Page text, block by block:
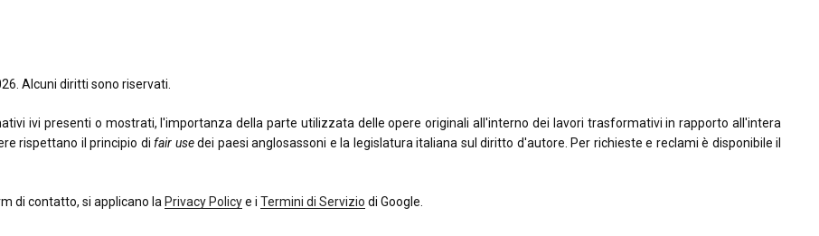
Alcuni diritti sono riservati.
ivi presenti o mostrati, l'importanza della parte utilizzata delle opere originali all'interno dei lavori trasformativi in rapporto all'intera
rispettano il principio difair usedei paesi anglosassoni e la legislatura italiana sul diritto d'autore. Per richieste e reclami è disponibile il
di contatto, si applicano la Privacy Policye i Termini di Servizio di Google.